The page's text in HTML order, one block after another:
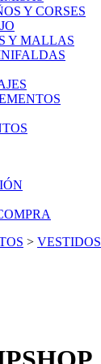
Y CORSES
Y MALLAS
> VESTIDOS